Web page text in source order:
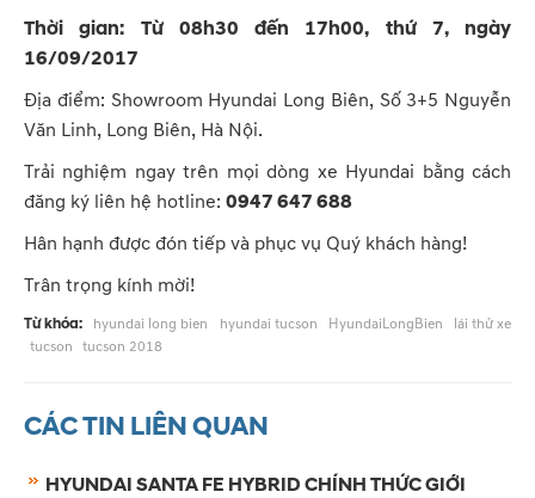
Thời gian: Từ 08h30 đến 17h00, thứ 7, ngày
16/09/2017
Địa điểm: Showroom Hyundai Long Biên, Số 3+5 Nguyễn
Văn Linh, Long Biên, Hà Nội.
Trải nghiệm ngay trên mọi dòng xe Hyundai bằng cách
đăng ký liên hệ hotline: 0947 647 688
Hân hạnh được đón tiếp và phục vụ Quý khách hàng!
Trân trọng kính mời!
Từ khóa: hyundai long bien hyundai tucson HyundaiLongBien
lái thử xe
tucson tucson 2018
CÁC TIN LIÊN QUAN
HYUNDAI SANTA FE HYBRID CHÍNH THỨC GIỚI